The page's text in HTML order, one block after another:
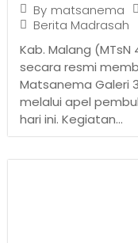
By matsanema
Berita Madrasah
Kab. Malang (MTsN
secara resmi
Matsanema Galeri
melalui apel
hari ini. Kegiatan...